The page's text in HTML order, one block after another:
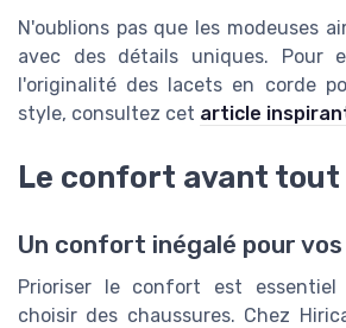
N'oublions pas que les modeuses
avec des détails uniques. Pour
l'originalité des lacets en corde
style, consultez cet article
Le confort avant tout
Un confort inégalé pour
Prioriser le confort est
choisir des chaussures. Chez